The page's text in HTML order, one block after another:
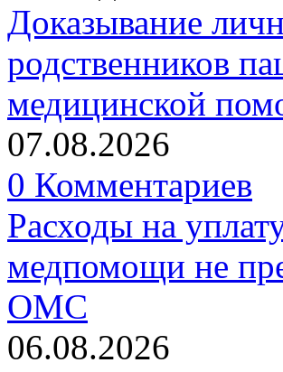
Доказывание
родственников
медицинской
07.08.2026
0 Комментариев
Расходы на
медпомощи не
ОМС
06.08.2026